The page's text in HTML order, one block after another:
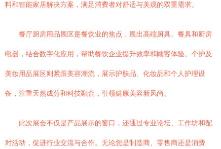
料和智能家居解决方案，满足消费者对舒适与美观的双重需求。
餐厅厨房用品展区是餐饮业的焦点，展出高端厨具、餐具和厨房
电器，结合数字化应用，帮助餐饮企业提升效率和顾客体验。个护及
美妆用品展区则紧跟美容潮流，展示护肤品、化妆品和个人护理设
备，注重天然成分和科技融合，引领健康美容新风尚。
此次展会不仅是产品展示的窗口，还通过专业论坛、工作坊和配
对活动，促进行业交流与合作。无论您是制造商、零售商还是消费